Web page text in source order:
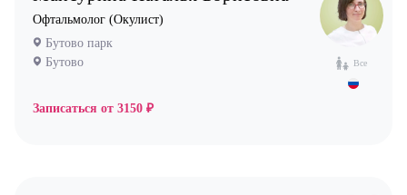
Ортопед
Остеопат
Офтальмолог (Окулист)
Все
Офтальмолог (Окулист)
Бутово парк
Бутово
Записаться от 3150 ₽